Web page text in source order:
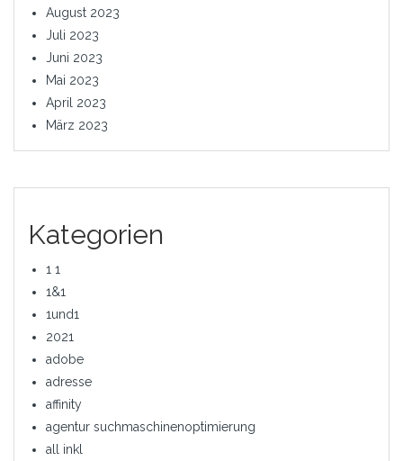
August 2023
Juli 2023
Juni 2023
Mai 2023
April 2023
März 2023
Kategorien
1 1
1&1
1und1
2021
adobe
adresse
affinity
agentur suchmaschinenoptimierung
all inkl